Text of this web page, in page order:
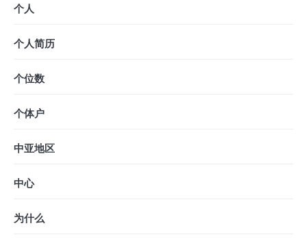
个人
个人简历
个位数
个体户
中亚地区
中心
为什么